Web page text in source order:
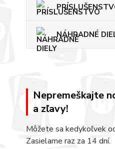
NÁHRADNÉ
Nepremeškajte
a zľavy!
Môžete sa kedykoľvek
Zasielame raz za 14 dní.